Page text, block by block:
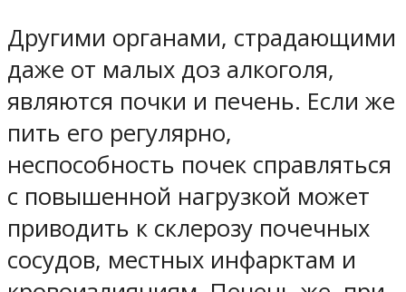
Другими органами, страдающими
даже от малых доз алкоголя,
являются почки и печень. Если же
пить его регулярно,
неспособность почек справляться
с повышенной нагрузкой может
приводить к склерозу почечных
сосудов, местных инфарктам и